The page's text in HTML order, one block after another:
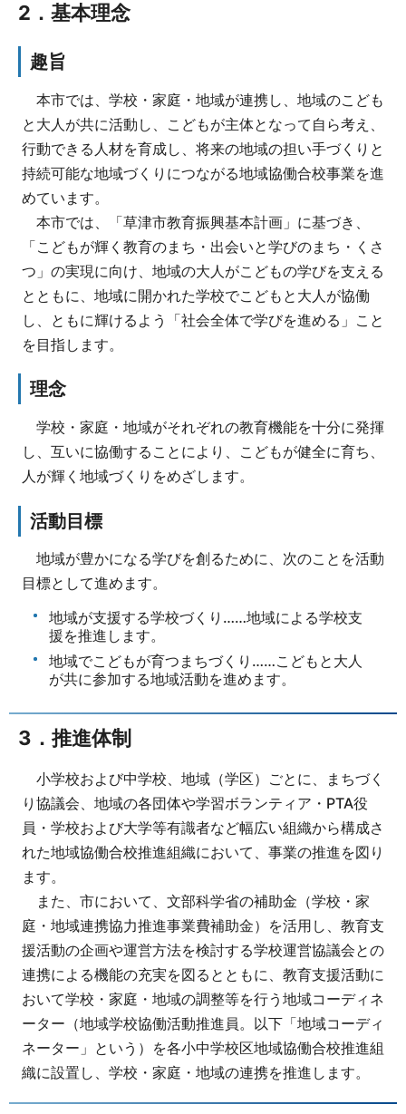
2．基本理念
趣旨
本市では、学校・家庭・地域が連携し、地域のこども
と大人が共に活動し、こどもが主体となって自ら考え、
行動できる人材を育成し、将来の地域の担い手づくりと
持続可能な地域づくりにつながる地域協働合校事業を進
めています。
本市では、「草津市教育振興基本計画」に基づき、
「こどもが輝く教育のまち・出会いと学びのまち・くさ
つ」の実現に向け、地域の大人がこどもの学びを支える
とともに、地域に開かれた学校でこどもと大人が協働
し、ともに輝けるよう「社会全体で学びを進める」こと
を目指します。
理念
学校・家庭・地域がそれぞれの教育機能を十分に発揮
し、互いに協働することにより、こどもが健全に育ち、
人が輝く地域づくりをめざします。
活動目標
地域が豊かになる学びを創るために、次のことを活動
目標として進めます。
地域が支援する学校づくり……地域による学校支
援を推進します。
地域でこどもが育つまちづくり……こどもと大人
が共に参加する地域活動を進めます。
3．推進体制
小学校および中学校、地域（学区）ごとに、まちづく
り協議会、地域の各団体や学習ボランティア・PTA役
員・学校および大学等有識者など幅広い組織から構成さ
れた地域協働合校推進組織において、事業の推進を図り
ます。
また、市において、文部科学省の補助金（学校・家
庭・地域連携協力推進事業費補助金）を活用し、教育支
援活動の企画や運営方法を検討する学校運営協議会との
連携による機能の充実を図るとともに、教育支援活動に
おいて学校・家庭・地域の調整等を行う地域コーディネ
ーター（地域学校協働活動推進員。以下「地域コーディ
ネーター」という）を各小中学校区地域協働合校推進組
織に設置し、学校・家庭・地域の連携を推進します。